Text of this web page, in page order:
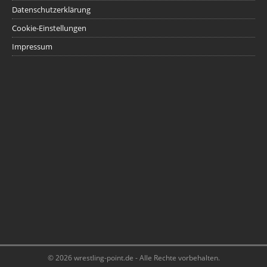
Datenschutzerklärung
Cookie-Einstellungen
Impressum
© 2026 wrestling-point.de - Alle Rechte vorbehalten.